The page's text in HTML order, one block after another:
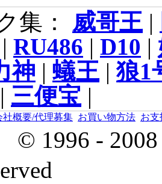
集： 威哥王|
| RU486 | D10 |
神 | 蟻王|狼1
三便宝 |
社概要/代理募集 お買い物方法 お支
© 1996 -